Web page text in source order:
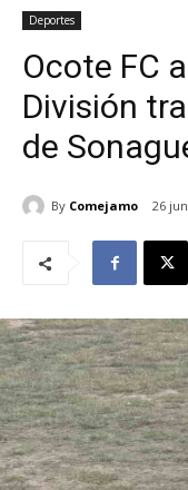
Deportes
Ocote FC
División
de
By Comejamo 26